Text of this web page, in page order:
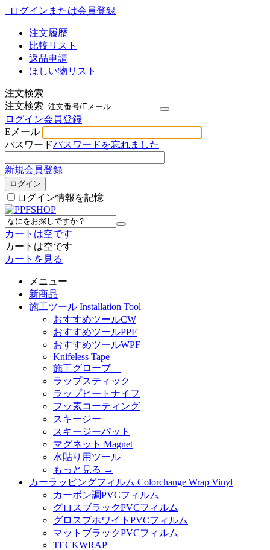
ログインまたは会員登録
注文履歴
比較リスト
返品申請
ほしい物リスト
注文検索
注文検索
ログイン会員登録
Eメール
パスワードパスワードを忘れました
新規会員登録
ログイン
ログイン情報を記憶
カートは空です
カートは空です
カートを見る
メニュー
新商品
施工ツール Installation Tool
おすすめツールCW
おすすめツールPPF
おすすめツールWPF
Knifeless Tape
施工グローブ
ラップスティック
ラップヒートナイフ
フッ素コーティング
スキージー
スキージーパット
マグネット Magnet
水貼り用ツール
もっと見る →
カーラッピングフィルム Colorchange Wrap Vinyl
カーボン調PVCフィルム
グロスブラックPVCフィルム
グロスブホワイトPVCフィルム
マットブラックPVCフィルム
TECKWRAP